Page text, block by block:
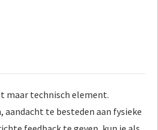
maar technisch element.
aandacht te besteden aan fysieke